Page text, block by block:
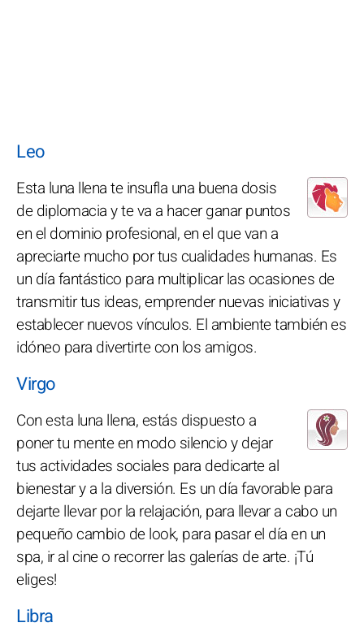
Leo
Esta luna llena te insufla una buena dosis
de diplomacia y te va a hacer ganar puntos
en el dominio profesional, en el que van a
apreciarte mucho por tus cualidades humanas. Es
un día fantástico para multiplicar las ocasiones de
transmitir tus ideas, emprender nuevas iniciativas y
establecer nuevos vínculos. El ambiente también es
idóneo para divertirte con los amigos.
Virgo
Con esta luna llena, estás dispuesto a
poner tu mente en modo silencio y dejar
tus actividades sociales para dedicarte al
bienestar y a la diversión. Es un día favorable para
dejarte llevar por la relajación, para llevar a cabo un
pequeño cambio de look, para pasar el día en un
spa, ir al cine o recorrer las galerías de arte. ¡Tú
eliges!
Libra